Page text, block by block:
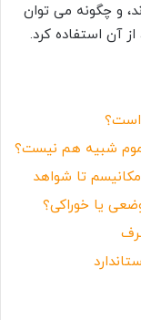
و چگونه می توان
آن استفاده کرد.
است؟
موم شبیه هم نیست؟
تا شواهد
یا خوراکی؟